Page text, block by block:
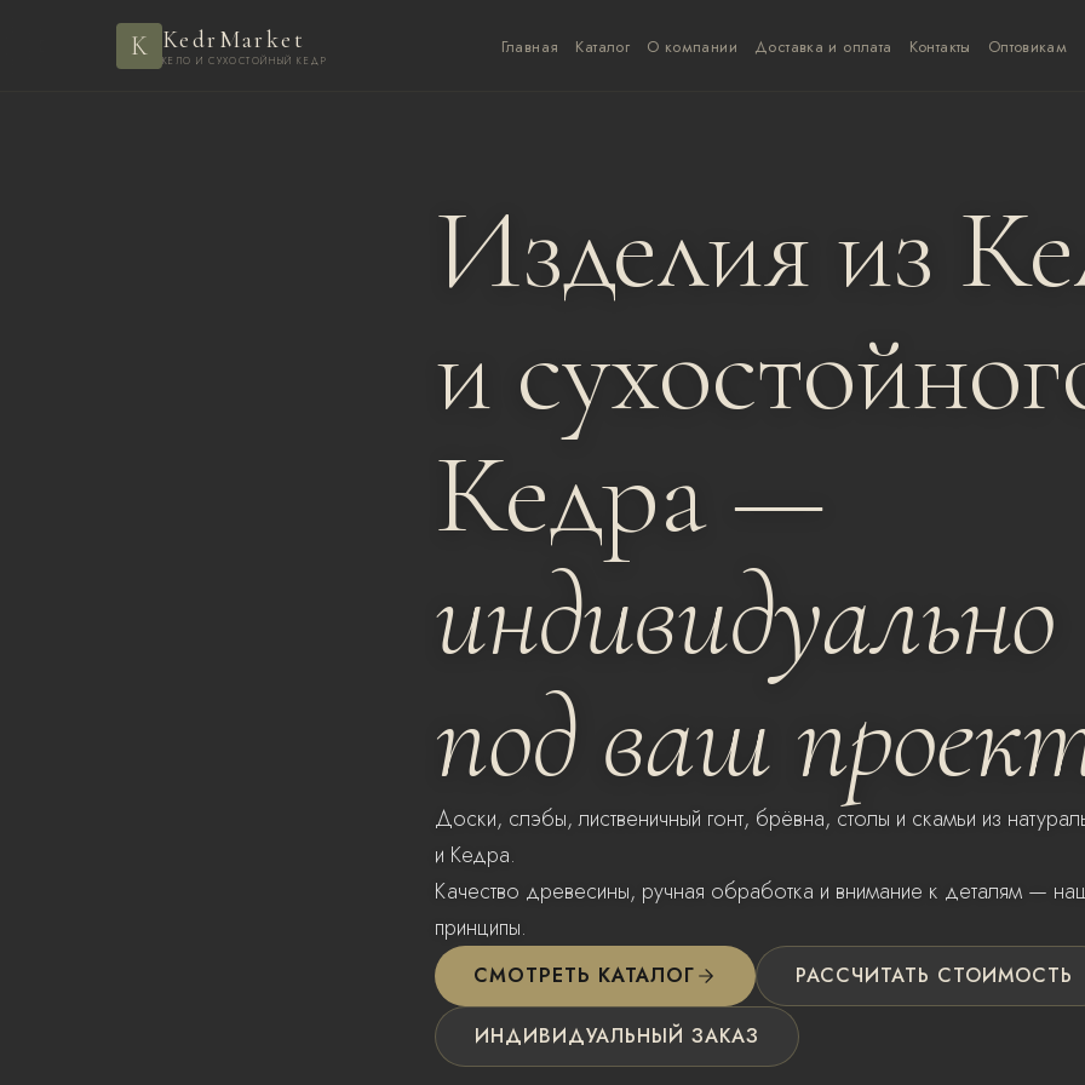
K KedrMarket
КЕЛО И СУХОСТОЙНЫЙ КЕДР
Главная Каталог О компании Доставка и оплата Контакты Оптовикам
Изделия из
и
Кедра —
индивидуально
под ваш
Доски, слэбы, лиственичный гонт, брёвна, столы и скамьи из
и Кедра.
Качество древесины, ручная обработка и внимание к деталям —
принципы.
СМОТРЕТЬ КАТАЛОГ РАССЧИТАТЬ СТОИМОСТЬ
ИНДИВИДУАЛЬНЫЙ ЗАКАЗ